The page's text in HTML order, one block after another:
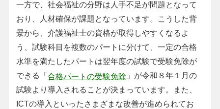
一方で、社会福祉の分野は人手不足が問題となって
おり、人材確保が課題となっています。こうした背
景から、介護福祉士の資格が取得しやすくなるよ
う、試験科目を複数のパートに分けて、一定の合格
水準を満たしたパートは翌年度の試験で受験免除が
できる「 合格パートの受験免除 」が令和８年１月の
試験より導入されることが決まっています。また、
ICTの導入といったさまざまな改善が進められてお